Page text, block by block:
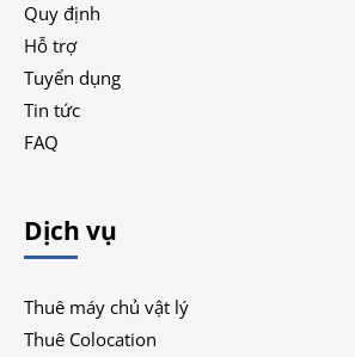
Quy định
Hỗ trợ
Tuyển dụng
Tin tức
FAQ
Dịch vụ
Thuê máy chủ vật lý
Thuê Colocation